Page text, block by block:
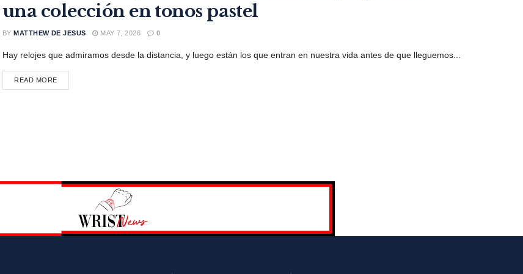
una colección en tonos pastel
BY MATTHEW DE JESUS MAY 7, 2026 0
Hay relojes que admiramos desde la distancia, y luego están los que entran en nuestra vida antes de que lleguemos...
READ MOREDETAILS